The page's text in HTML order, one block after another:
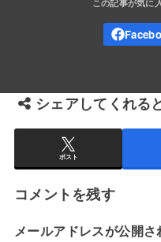
シェアしてくれる
ポスト
コメントを残す
メールアドレスが公開さ